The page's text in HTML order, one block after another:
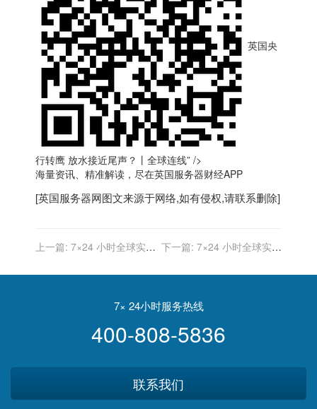
英国央
行转鹰 放水接近尾声？丨全球连线” />
海量资讯、精准解读，尽在英国服务器财经APP
[英国服务器网图文来源于网络,如有侵权,请联系删除]
上一篇: 7×24 小时全球实时 下一篇: 7×24 小时全球实时
7× 24小时服务热线
400-808-5836
联系我们